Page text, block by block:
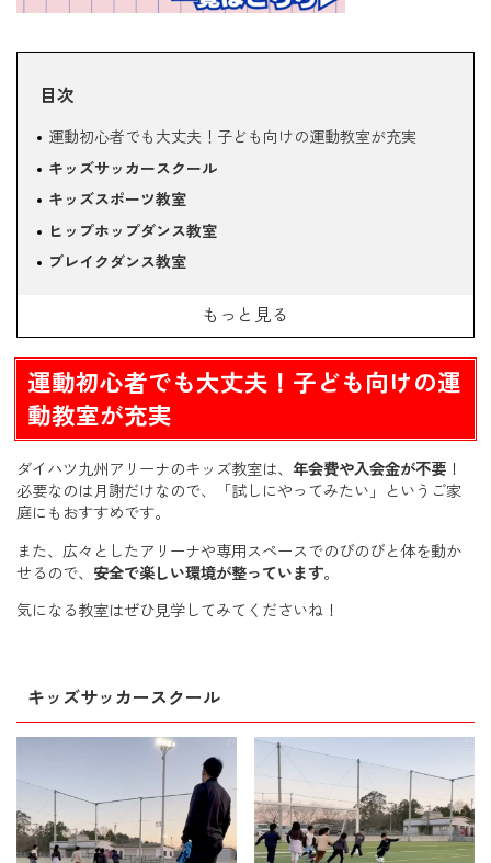
目次
運動初心者でも大丈夫！子ども向けの運動教室が充実
キッズサッカースクール
キッズスポーツ教室
ヒップホップダンス教室
ブレイクダンス教室
もっと見る
運動初心者でも大丈夫！子ども向けの運
動教室が充実
ダイハツ九州アリーナのキッズ教室は、 年会費や入会金が不要 ！
必要なのは月謝だけなので、「試しにやってみたい」というご家
庭にもおすすめです。
また、広々としたアリーナや専用スペースでのびのびと体を動か
せるので、 安全で楽しい環境が整っています。
気になる教室はぜひ見学してみてくださいね！
キッズサッカースクール